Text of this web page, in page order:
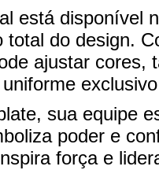
está disponível
total do design.
ajustar cores,
sua equipe
poder e
força e